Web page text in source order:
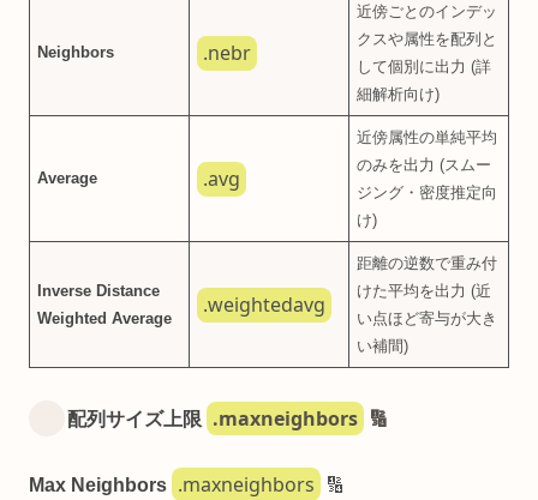
Neighbors .nebr
近傍ごとのインデッ
クスや属性を配列と
して個別に出力 (詳
細解析向け)
Average .avg
近傍属性の単純平均
のみを出力 (スムー
ジング・密度推定向
け)
Inverse Distance
Weighted Average
.weightedavg
距離の逆数で重み付
けた平均を出力 (近
い点ほど寄与が大き
い補間)
配列サイズ上限 .maxneighbors 🔢
Max Neighbors .maxneighbors
🔢